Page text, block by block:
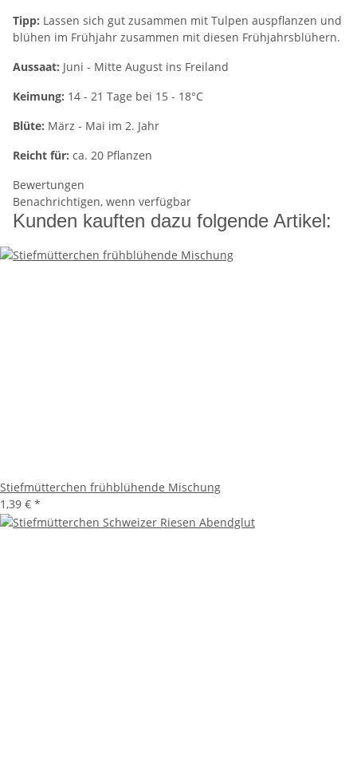
Tipp: Lassen sich gut zusammen mit Tulpen auspflanzen und
blühen im Frühjahr zusammen mit diesen Frühjahrsblühern.
Aussaat: Juni - Mitte August ins Freiland
Keimung: 14 - 21 Tage bei 15 - 18°C
Blüte: März - Mai im 2. Jahr
Reicht für: ca. 20 Pflanzen
Bewertungen
Benachrichtigen, wenn verfügbar
Kunden kauften dazu folgende Artikel:
Stiefmütterchen frühblühende Mischung
1,39 € *